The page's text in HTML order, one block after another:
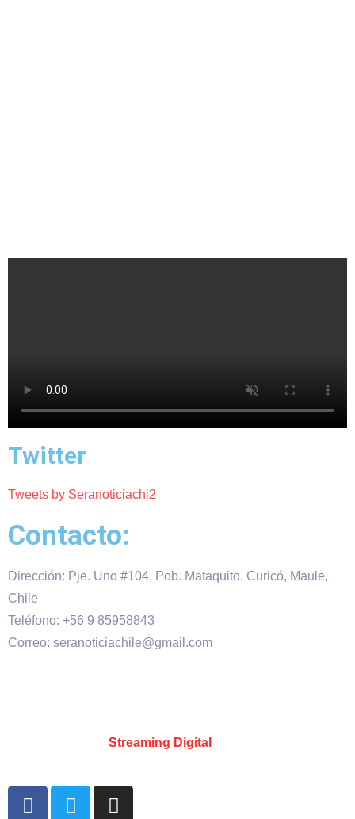
Twitter
Tweets by Seranoticiachi2
Contacto:
Dirección: Pje. Uno #104, Pob. Mataquito, Curicó, Maule,
Chile
Teléfono: +56 9 85958843
Correo: seranoticiachile@gmail.com
Streaming Digital